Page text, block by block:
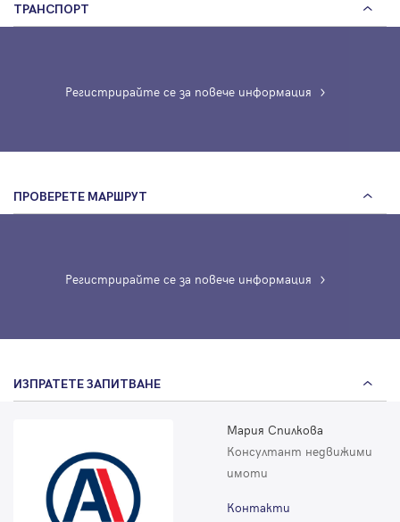
ТРАНСПОРТ
Регистрирайте се за повече информация
ПРОВЕРЕТЕ МАРШРУТ
Регистрирайте се за повече информация
ИЗПРАТЕТЕ ЗАПИТВАНЕ
Мария Спилкова
Консултант недвижими
имоти
Контакти